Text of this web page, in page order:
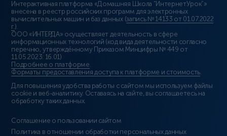
Интерактивная платформа «Домашняя Школа “ИнтернетУрок”»
внесена в реестр российских программ для электронных
вычислительных машин и баз данных (запись № 14133 от 01.07.2022
г.).
ООО «ИНТЕРДА» осуществляет деятельность в сфере
информационных технологий (код вида деятельности согласно
перечню, утверждённому Приказом Минцифры № 449 от
11.05.2023: 16.01)
Подробнее о платформе.
Форматы предоставления доступа к платформе и стоимость.
Для повышения удобства работы с сайтом мы используем файлы
cookie и веб-аналитику. Оставаясь на сайте, вы соглашаетесь на
обработку таких данных.
Соглашение о пользовании сайтом
Политика в отношении обработки персональных данных